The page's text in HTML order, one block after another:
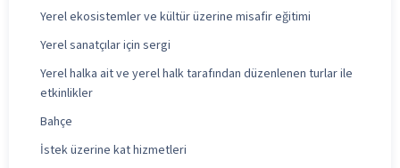
Yerel ekosistemler ve kültür üzerine misafir eğitimi
Yerel sanatçılar için sergi
Yerel halka ait ve yerel halk tarafından düzenlenen turlar ile
etkinlikler
Bahçe
İstek üzerine kat hizmetleri